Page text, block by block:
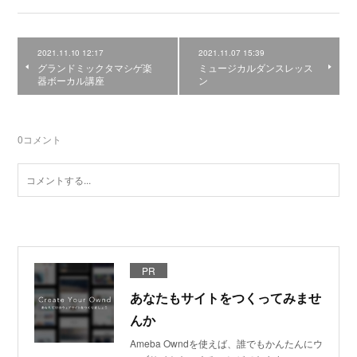
2021.11.10 12:17
グランドミックタマシゲ楽
器ボーカル講座
2021.11.07 15:39
ミュージカルダンスレッス
ン
0コメント
PR
あなたもサイトをつくってみませ
んか
Ameba Owndを使えば、誰でもかんたんにウ